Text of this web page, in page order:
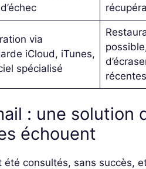
via
iCloud, iTunes,
spécialisé
récentes
: une solution
échouent
consultés, sans succès,